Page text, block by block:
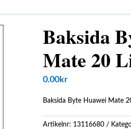
Baksida
Mate 20
0.00kr
Baksida Byte Huawei Mate
Artikelnr: 13116680